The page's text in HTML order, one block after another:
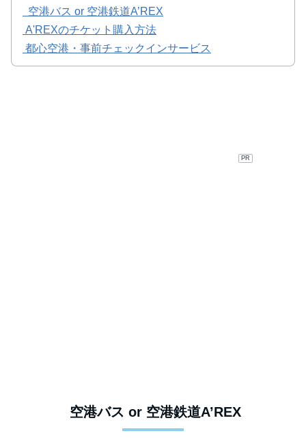
空港バス or 空港鉄道A’REX
A'REXのチケット購入方法
都心空港・事前チェックインサービス
PR
空港バス or 空港鉄道A’REX